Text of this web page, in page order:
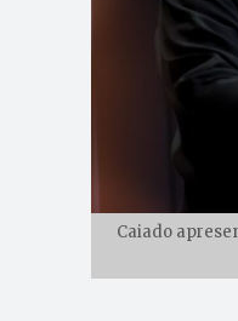
Caiado